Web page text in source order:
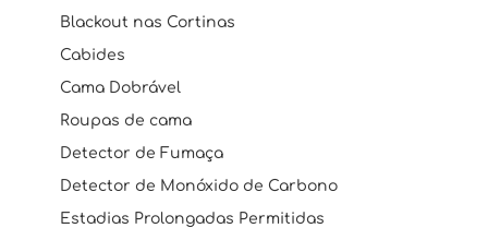
Blackout nas Cortinas
Cabides
Cama Dobrável
Roupas de cama
Detector de Fumaça
Detector de Monóxido de Carbono
Estadias Prolongadas Permitidas